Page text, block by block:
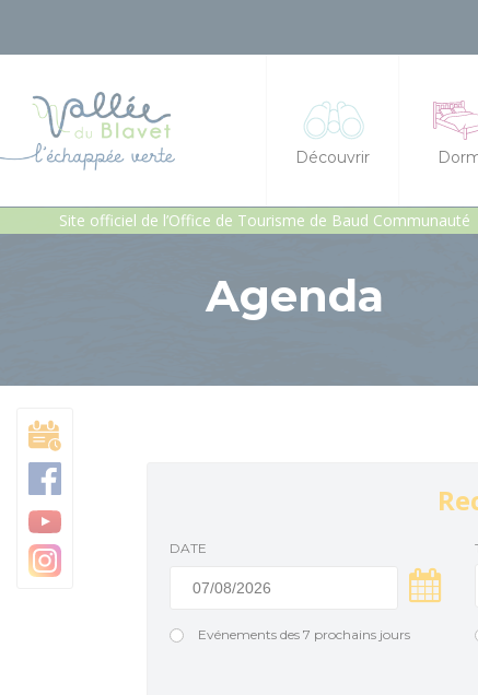
Découvrir
La vallée du Blavet
Idées séjours et
Géants de pierres :
Hôtel
Gîte
Site officiel de l’Office de Tourisme de Baud Communauté
Agenda
DATE
Evénements des 7 prochains jours